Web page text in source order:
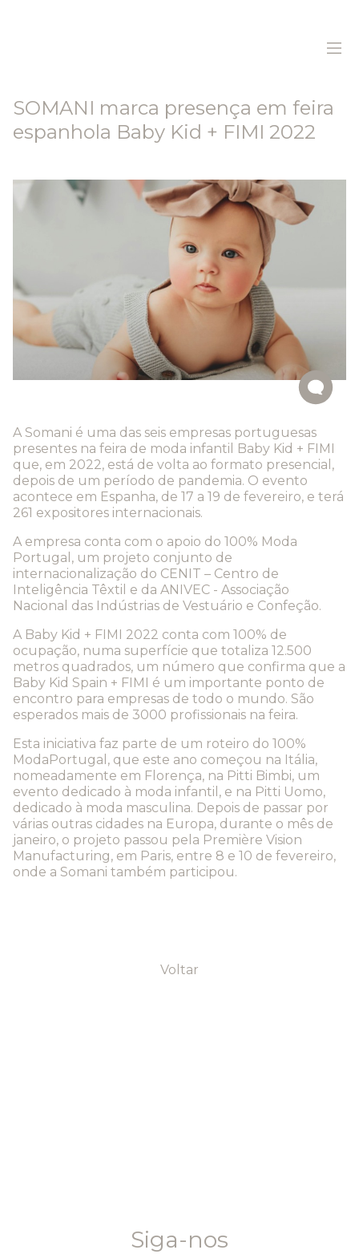
Home
Produtos
Sustentabilidade
Histórias
Contactos
SOMANI marca presença em feira
espanhola Baby Kid + FIMI 2022
A Somani é uma das seis empresas portuguesas
presentes na feira de moda infantil Baby Kid + FIMI
que, em 2022, está de volta ao formato presencial,
depois de um período de pandemia. O evento
acontece em Espanha, de 17 a 19 de fevereiro, e terá
261 expositores internacionais.
A empresa conta com o apoio do 100% Moda
Portugal, um projeto conjunto de
internacionalização do CENIT – Centro de
Inteligência Têxtil e da ANIVEC - Associação
Nacional das Indústrias de Vestuário e Confeção.
A Baby Kid + FIMI 2022 conta com 100% de
ocupação, numa superfície que totaliza 12.500
metros quadrados, um número que confirma que a
Baby Kid Spain + FIMI é um importante ponto de
encontro para empresas de todo o mundo. São
esperados mais de 3000 profissionais na feira.
Esta iniciativa faz parte de um roteiro do 100%
ModaPortugal, que este ano começou na Itália,
nomeadamente em Florença, na Pitti Bimbi, um
evento dedicado à moda infantil, e na Pitti Uomo,
dedicado à moda masculina. Depois de passar por
várias outras cidades na Europa, durante o mês de
janeiro, o projeto passou pela Première Vision
Manufacturing, em Paris, entre 8 e 10 de fevereiro,
onde a Somani também participou.
Voltar
Siga-nos